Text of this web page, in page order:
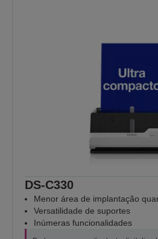
DS-C330
Menor área de implantação
Versatilidade de suportes
Inúmeras funcionalidades